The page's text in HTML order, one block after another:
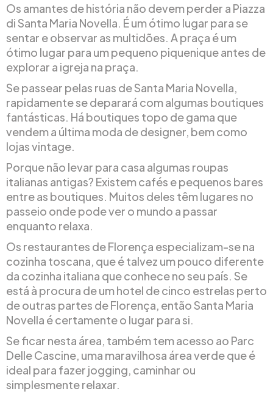
Os amantes de história não devem perder a Piazza
di Santa Maria Novella. É um ótimo lugar para se
sentar e observar as multidões. A praça é um
ótimo lugar para um pequeno piquenique antes de
explorar a igreja na praça.
Se passear pelas ruas de Santa Maria Novella,
rapidamente se deparará com algumas boutiques
fantásticas. Há boutiques topo de gama que
vendem a última moda de designer, bem como
lojas vintage.
Porque não levar para casa algumas roupas
italianas antigas? Existem cafés e pequenos bares
entre as boutiques. Muitos deles têm lugares no
passeio onde pode ver o mundo a passar
enquanto relaxa.
Os restaurantes de Florença especializam-se na
cozinha toscana, que é talvez um pouco diferente
da cozinha italiana que conhece no seu país. Se
está à procura de um hotel de cinco estrelas perto
de outras partes de Florença, então Santa Maria
Novella é certamente o lugar para si.
Se ficar nesta área, também tem acesso ao Parc
Delle Cascine, uma maravilhosa área verde que é
ideal para fazer jogging, caminhar ou
simplesmente relaxar.